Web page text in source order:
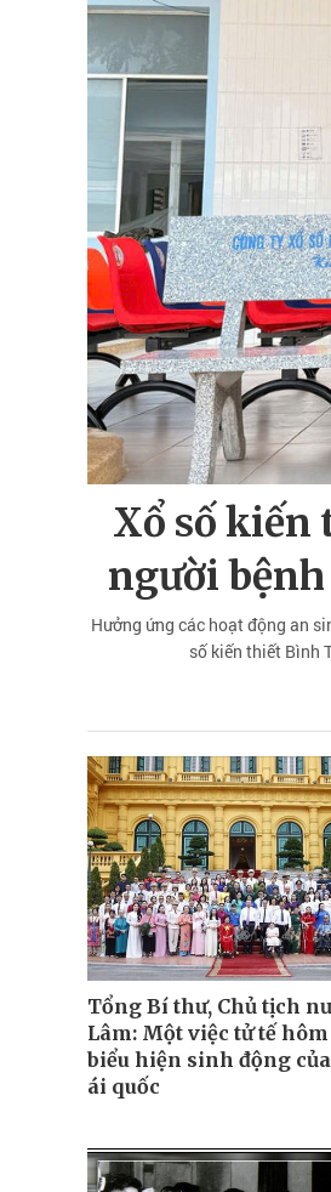
Xổ số kiến
người
Hưởng ứng các hoạt động an
số kiến thiết Bình
Tổng Bí thư, Chủ tịch
Lâm: Một việc tử tế
biểu hiện sinh động
ái quốc